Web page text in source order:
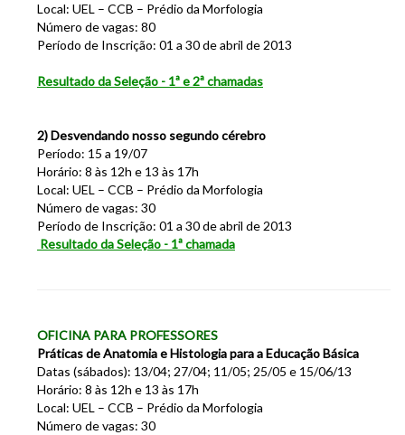
Local: UEL – CCB – Prédio da Morfologia
Número de vagas: 80
Período de Inscrição: 01 a 30 de abril de 2013
Resultado da Seleção - 1ª e 2ª chamadas
2) Desvendando nosso segundo cérebro
Período: 15 a 19/07
Horário: 8 às 12h e 13 às 17h
Local: UEL – CCB – Prédio da Morfologia
Número de vagas: 30
Período de Inscrição: 01 a 30 de abril de 2013
Resultado da Seleção - 1ª chamada
OFICINA PARA PROFESSORES
Práticas de Anatomia e Histologia para a Educação Básica
Datas (sábados): 13/04; 27/04; 11/05; 25/05 e 15/06/13
Horário: 8 às 12h e 13 às 17h
Local: UEL – CCB – Prédio da Morfologia
Número de vagas: 30